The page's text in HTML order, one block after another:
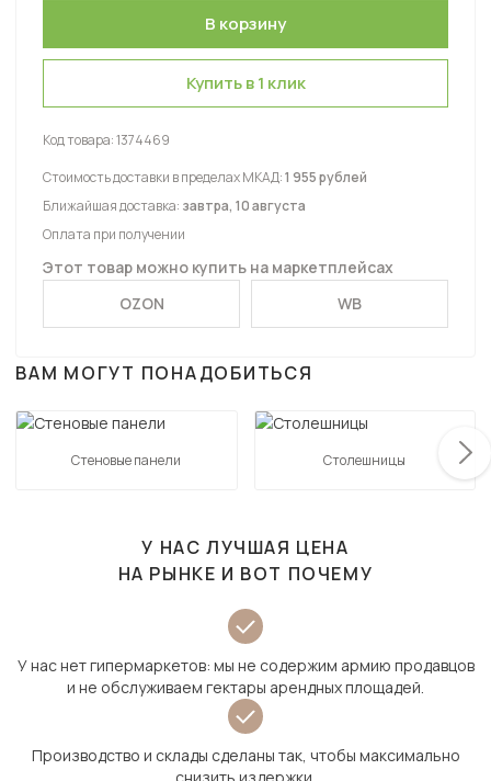
Купить в 1 клик
Код товара:1374469
Стоимость доставки в пределах МКАД:1 955 рублей
Ближайшая доставка: завтра, 10 августа
Оплата при получении
Этот товар можно купить на маркетплейсах
OZON
WB
ВАМ МОГУТ ПОНАДОБИТЬСЯ
Стеновые панели Столешницы
У НАС ЛУЧШАЯ ЦЕНА
НА РЫНКЕ И ВОТ ПОЧЕМУ
У нас нет гипермаркетов: мы не содержим армию продавцов
и не обслуживаем гектары арендных площадей.
Производство и склады сделаны так, чтобы максимально